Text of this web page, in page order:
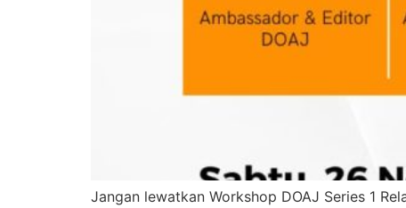
Jangan lewatkan Workshop DOAJ Series 1